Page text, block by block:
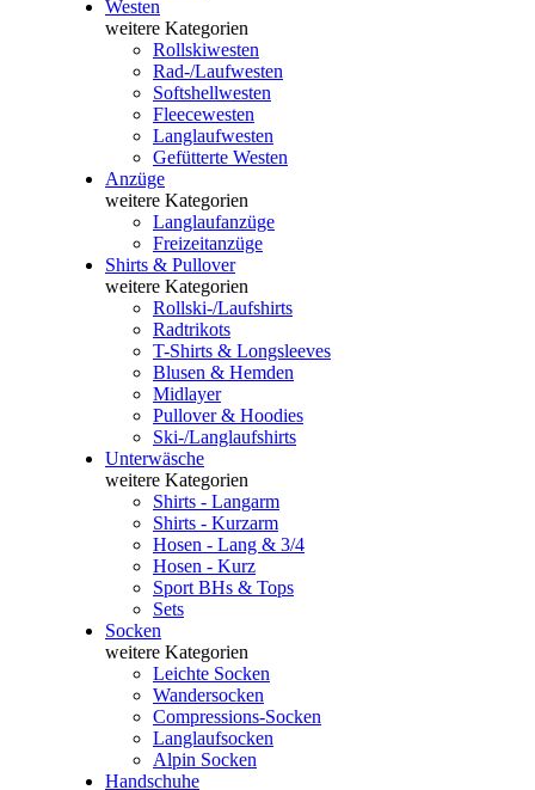
Westen
weitere Kategorien
Rollskiwesten
Rad-/Laufwesten
Softshellwesten
Fleecewesten
Langlaufwesten
Gefütterte Westen
Anzüge
weitere Kategorien
Langlaufanzüge
Freizeitanzüge
Shirts & Pullover
weitere Kategorien
Rollski-/Laufshirts
Radtrikots
T-Shirts & Longsleeves
Blusen & Hemden
Midlayer
Pullover & Hoodies
Ski-/Langlaufshirts
Unterwäsche
weitere Kategorien
Shirts - Langarm
Shirts - Kurzarm
Hosen - Lang & 3/4
Hosen - Kurz
Sport BHs & Tops
Sets
Socken
weitere Kategorien
Leichte Socken
Wandersocken
Compressions-Socken
Langlaufsocken
Alpin Socken
Handschuhe